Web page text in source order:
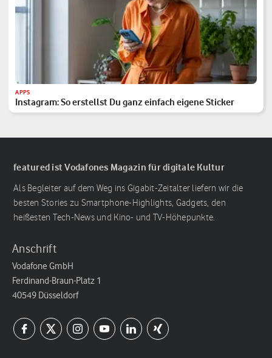
APPS
Instagram: So erstellst Du ganz einfach eigene Sticker
featured ist Vodafones Magazin für digitale Kultur
Als Begleiter auf dem Weg ins Gigabit-Zeitalter liefern wir die
besten Stories zu Smartphone-Highlights, Gadgets, den
heißesten Tech-News und Kino- und TV-Höhepunkte.
Anschrift
Vodafone GmbH
Ferdinand-Braun-Platz 1
40549 Düsseldorf